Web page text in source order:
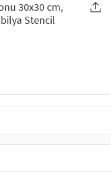
30x30 cm,
Stencil